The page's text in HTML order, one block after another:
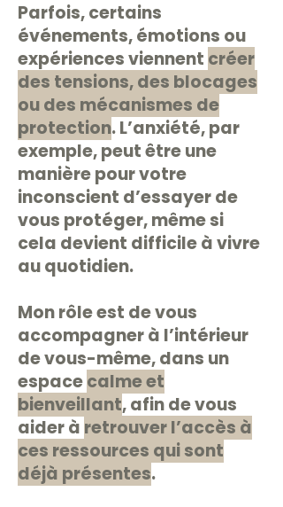
Parfois, certains
événements, émotions ou
expériences viennent créer
des tensions, des blocages
ou des mécanismes de
protection. L’anxiété, par
exemple, peut être une
manière pour votre
inconscient d’essayer de
vous protéger, même si
cela devient difficile à vivre
au quotidien.
Mon rôle est de vous
accompagner à l’intérieur
de vous-même, dans un
espacecalme et
bienveillant, afin de vous
aider à retrouver l’accès à
ces ressources qui sont
déjà présentes.